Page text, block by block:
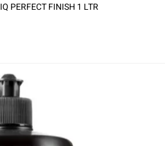
IQ PERFECT FINISH 1 LTR